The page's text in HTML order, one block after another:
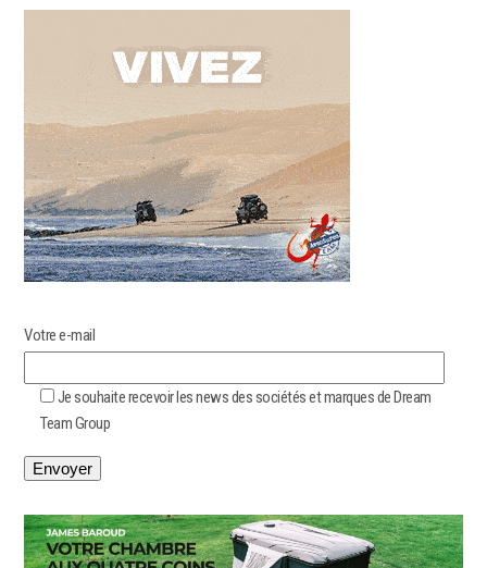
Votre e-mail
Je souhaite recevoir les news des sociétés et marques de Dream
Team Group